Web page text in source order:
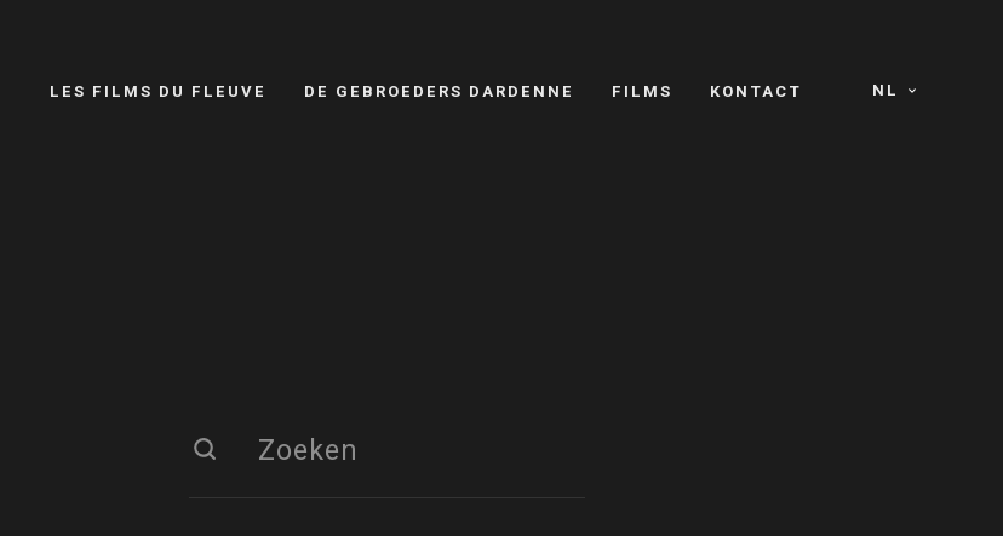
NL
LES FILMS DU FLEUVE DE GEBROEDERS DARDENNE FILMS KONTACT